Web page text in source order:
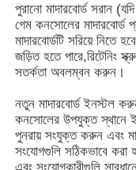
উদ্ধৃতির জন্য আবেদন
স্লট গেম বোর্ড
মাছের খেলার বোর্ড
পুরানো মাদারবোর্ড সরান
গেম কনসোলের মাদারবোর্ড
মাদারবোর্ডটি সরিয়ে নিতে
জড়িত হতে পারে,রিটেনিং
সতর্কতা অবলম্বন করুন।
নতুন মাদারবোর্ড ইনস্টল
কনসোলের উপযুক্ত স্থানে
পুনরায় সংযুক্ত করুন এবং
সংযোগগুলি সঠিকভাবে করা
এবং সংযোগকারীগুলি